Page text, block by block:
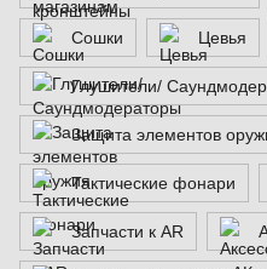
Сошки Цевья
Глушители/
Защита элементов
Тактические фонари
Запчасти к AR